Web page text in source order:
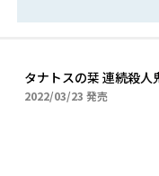
2022/03/23 2022年03月23日
発売